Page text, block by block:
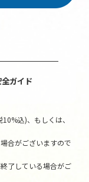
ガイド
込)、もしくは、
合がございますので
了している場合がご